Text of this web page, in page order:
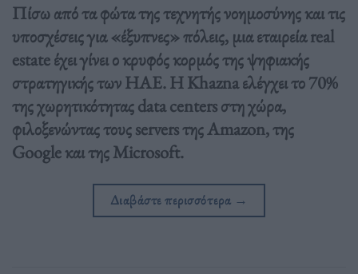
Πίσω από τα φώτα της τεχνητής νοημοσύνης και τις
υποσχέσεις για «έξυπνες» πόλεις, μια εταιρεία real
estate έχει γίνει ο κρυφός κορμός της ψηφιακής
στρατηγικής των ΗΑΕ. Η Khazna ελέγχει το 70%
της χωρητικότητας data centers στη χώρα,
φιλοξενώντας τους servers της Amazon, της
Google και της Microsoft.
Διαβάστε περισσότερα →